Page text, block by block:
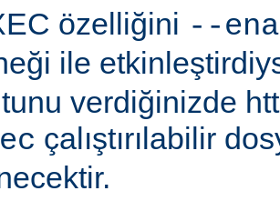
özelliğini --
ile
verdiğinizde
çalıştırılabilir